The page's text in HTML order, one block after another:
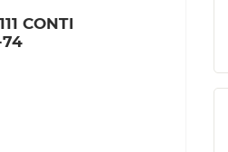
CONTI
74